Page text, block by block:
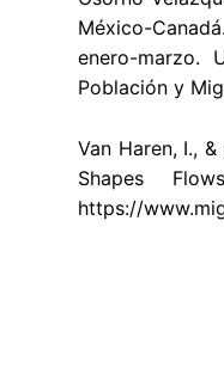
México-
enero-marzo.
Población y
Van Haren, I.,
Shapes
https://